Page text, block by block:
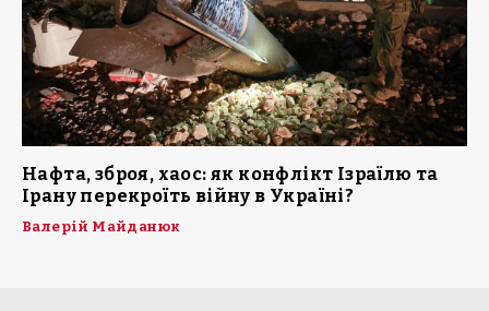
Нафта, зброя, хаос: як конфлікт Ізраїлю та
Ірану перекроїть війну в Україні?
Валерій Майданюк